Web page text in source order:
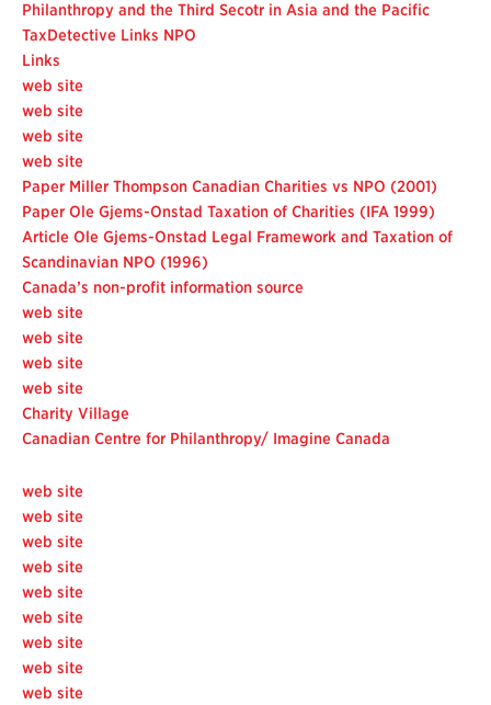
Philanthropy and the Third Secotr in Asia and the Pacific
TaxDetective Links NPO
Links
web site
web site
web site
web site
Paper Miller Thompson Canadian Charities vs NPO (2001)
Paper Ole Gjems-Onstad Taxation of Charities (IFA 1999)
Article Ole Gjems-Onstad Legal Framework and Taxation of
Scandinavian NPO (1996)
Canada’s non-profit information source
web site
web site
web site
web site
Charity Village
Canadian Centre for Philanthropy/ Imagine Canada
web site
web site
web site
web site
web site
web site
web site
web site
web site